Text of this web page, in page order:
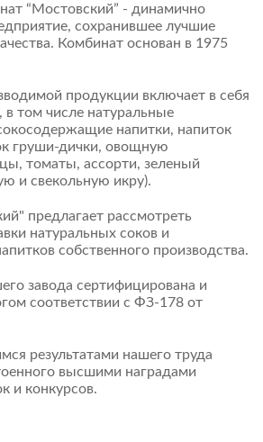
“Мостовский” - динамично
сохранившее лучшие
Комбинат основан в 1975
продукции включает в себя
в том числе натуральные
напитки, напиток
груши-дички, овощную
томаты, ассорти, зеленый
и свекольную икру).
предлагает рассмотреть
натуральных соков и
собственного производства.
завода сертифицирована и
соответствии с ФЗ-178 от
результатами нашего труда
высшими наградами
и конкурсов.